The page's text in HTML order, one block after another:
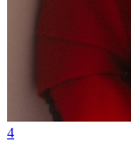
4